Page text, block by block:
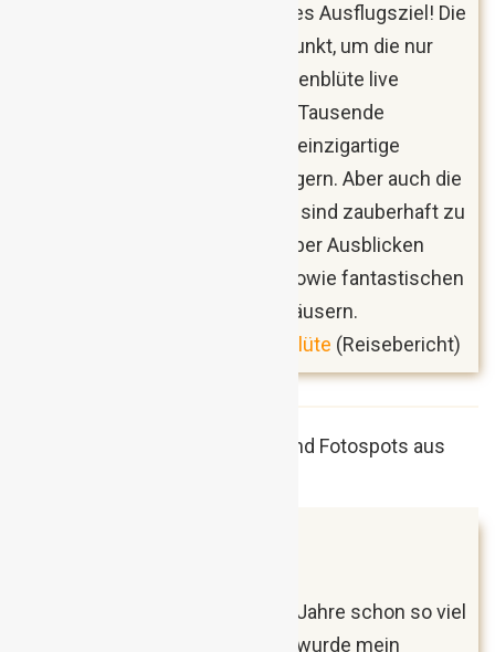
Spätherbst immer ein lohnendes Ausflugsziel! Die
Jagd nach dem richtigen Zeitpunkt, um die nur
wenige Tage andauernde Marillenblüte live
mitzuerleben, lässt jedes Jahr Tausende
Besucher in die landschaftlich einzigartige
Gegend in Niederösterreich pilgern. Aber auch die
Ortschaften entlang der Donau sind zauberhaft zu
erkunden und bieten neben super Ausblicken
auch schmackhafte Speisen sowie fantastischen
Wein in den zahlreichen Gasthäusern.
Wachau: Jagd auf die Marillenblüte (Reisebericht)
Über Lyon hatte ich die letzten Jahre schon so viel
Positives gelesen und im April wurde mein